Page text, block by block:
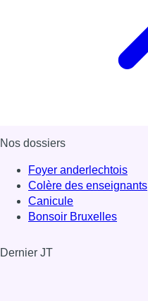
Nos dossiers
Foyer anderlechtois
Colère des enseignants
Canicule
Bonsoir Bruxelles
Dernier JT